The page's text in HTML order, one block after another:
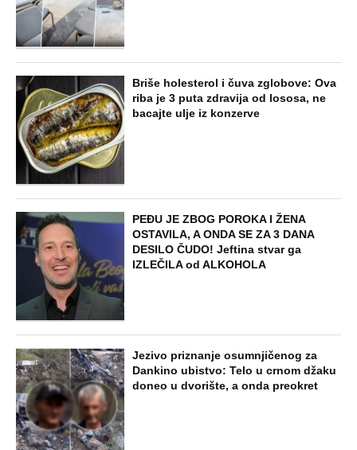
Briše holesterol i čuva zglobove: Ova
riba je 3 puta zdravija od lososa, ne
bacajte ulje iz konzerve
PEĐU JE ZBOG POROKA I ŽENA
OSTAVILA, A ONDA SE ZA 3 DANA
DESILO ČUDO! Jeftina stvar ga
IZLEČILA od ALKOHOLA
Jezivo priznanje osumnjičenog za
Dankino ubistvo: Telo u crnom džaku
doneo u dvorište, a onda preokret